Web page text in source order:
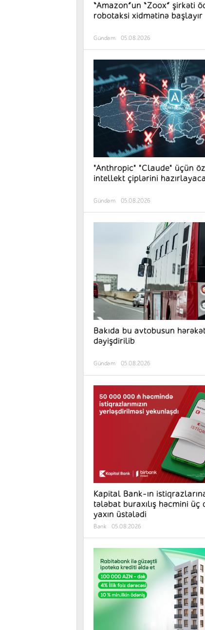
“Amazon”un “Zoox” şirkəti
robotaksi xidmətinə başlayır
Gündəm 05.08.2026
"Anthropic" "Claude" üçün
intellekt çiplərini
Gündəm 05.08.2026
Bakıda bu avtobusun
dəyişdirilib
Gündəm 05.08.2026
Kapital Bank-ın
tələbat buraxılış həcmini üç
yaxın üstələdi
Bank 05.08.2026